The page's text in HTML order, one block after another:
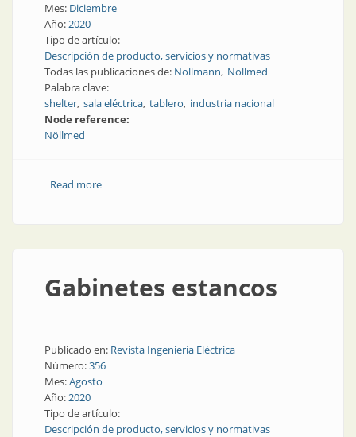
Mes: Diciembre
Año:2020
Tipo de artículo:
Descripción de producto, servicios y normativas
Todas las publicaciones de: Nollmann Nollmed
Palabra clave:
shelter sala eléctrica tablero industria nacional
Node reference:
Nöllmed
Read moreabout Nuevos shelters de extrema resistencia
Gabinetes estancos
Publicado en: Revista Ingeniería Eléctrica
Número:356
Mes:Agosto
Año:2020
Tipo de artículo:
Descripción de producto, servicios y normativas